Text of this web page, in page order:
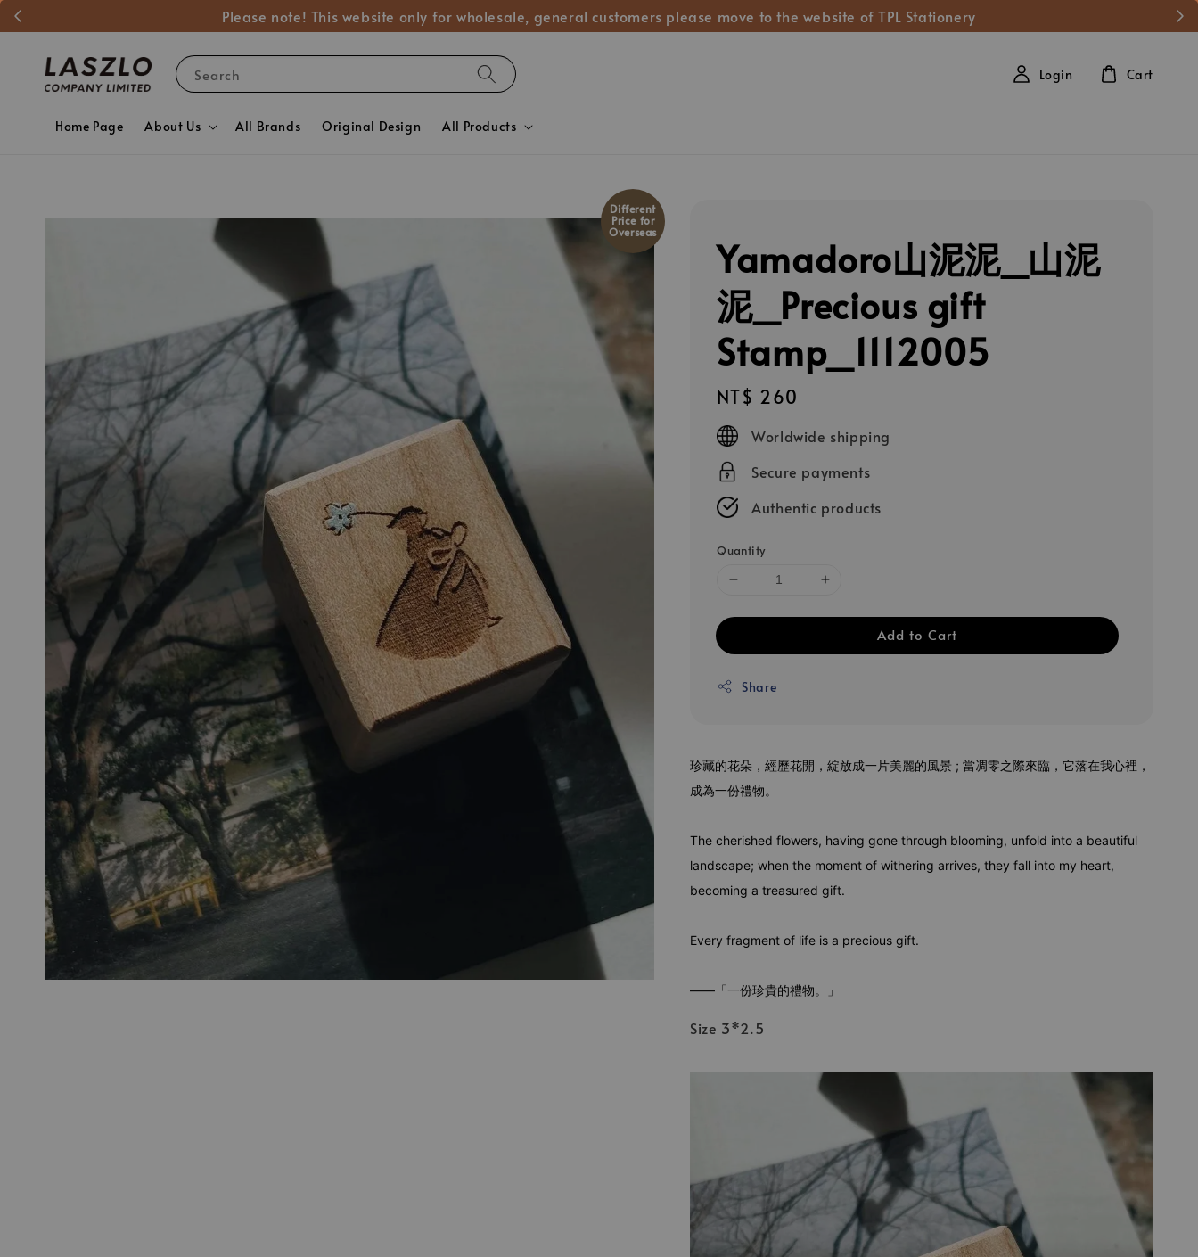
Please note! This website only for wholesale, general customers please move to the website of TPL Stationery
Search
Home Page About Us All Brands Original Design All Products
Login Cart
Different
Price for
Overseas
Yamadoro山泥泥_山泥
泥_Precious gift
Stamp_1112005
Regular
price
NT$ 260
Worldwide shipping
Secure payments
Authentic products
Quantity
Add to Cart
Share
珍藏的花朵，經歷花開，綻放成一片美麗的風景 ; 當凋零之際來臨，它落在我心裡，
成為一份禮物。
The cherished flowers, having gone through blooming, unfold into a beautiful
landscape; when the moment of withering arrives, they fall into my heart,
becoming a treasured gift.
Every fragment of life is a precious gift.
——「一份珍貴的禮物。」
Size 3*2.5